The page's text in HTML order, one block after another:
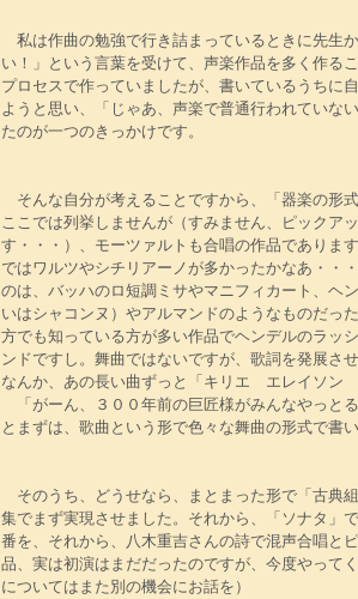
私は作曲の勉強で行き詰まっているときに先生
い！」という言葉を受けて、声楽作品を多く作る
プロセスで作っていましたが、書いているうちに
ようと思い、「じゃあ、声楽で普通行われていな
たのが一つのきっかけです。
そんな自分が考えることですから、「器楽の形
ここでは列挙しませんが（すみません、ピックア
す・・・）、モーツァルトも合唱の作品でありま
ではワルツやシチリアーノが多かったかなあ・・
のは、バッハのロ短調ミサやマニフィカート、ヘ
いはシャコンヌ）やアルマンドのようなものだっ
方でも知っている方が多い作品でヘンデルのラッ
ンドですし。舞曲ではないですが、歌詞を発展さ
なんか、あの長い曲ずっと「キリエ　エレイソン
「がーん、３００年前の巨匠様がみんなやっと
とまずは、歌曲という形で色々な舞曲の形式で書い
そのうち、どうせなら、まとまった形で「古典
集でまず実現させました。それから、「ソナタ」
番を、それから、八木重吉さんの詩で混声合唱と
品、実は初演はまだだったのですが、今度やって
についてはまた別の機会にお話を）